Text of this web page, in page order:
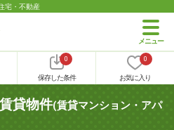
宅・不動産
0
保存した条件
0
お気に入り
貸物件(賃貸マンション・アパ